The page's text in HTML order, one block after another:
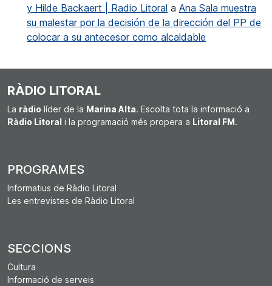
y Hilde Backaert | Radio Litoral a Ana Sala muestra
su malestar por la decisión de la dirección del PP de
colocar a su antecesor como alcaldable
RÀDIO LITORAL
La ràdio líder de la Marina Alta. Escolta tota la informació a
Ràdio Litoral i la programació més propera a Litoral FM.
PROGRAMES
Informatius de Ràdio Litoral
Les entrevistes de Ràdio Litoral
SECCIONS
Cultura
Informació de serveis